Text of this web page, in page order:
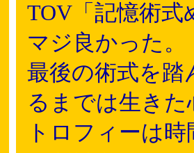
TOV「記憶術
マジ良かった。
最後の術式を踏
るまでは生き
トロフィーは